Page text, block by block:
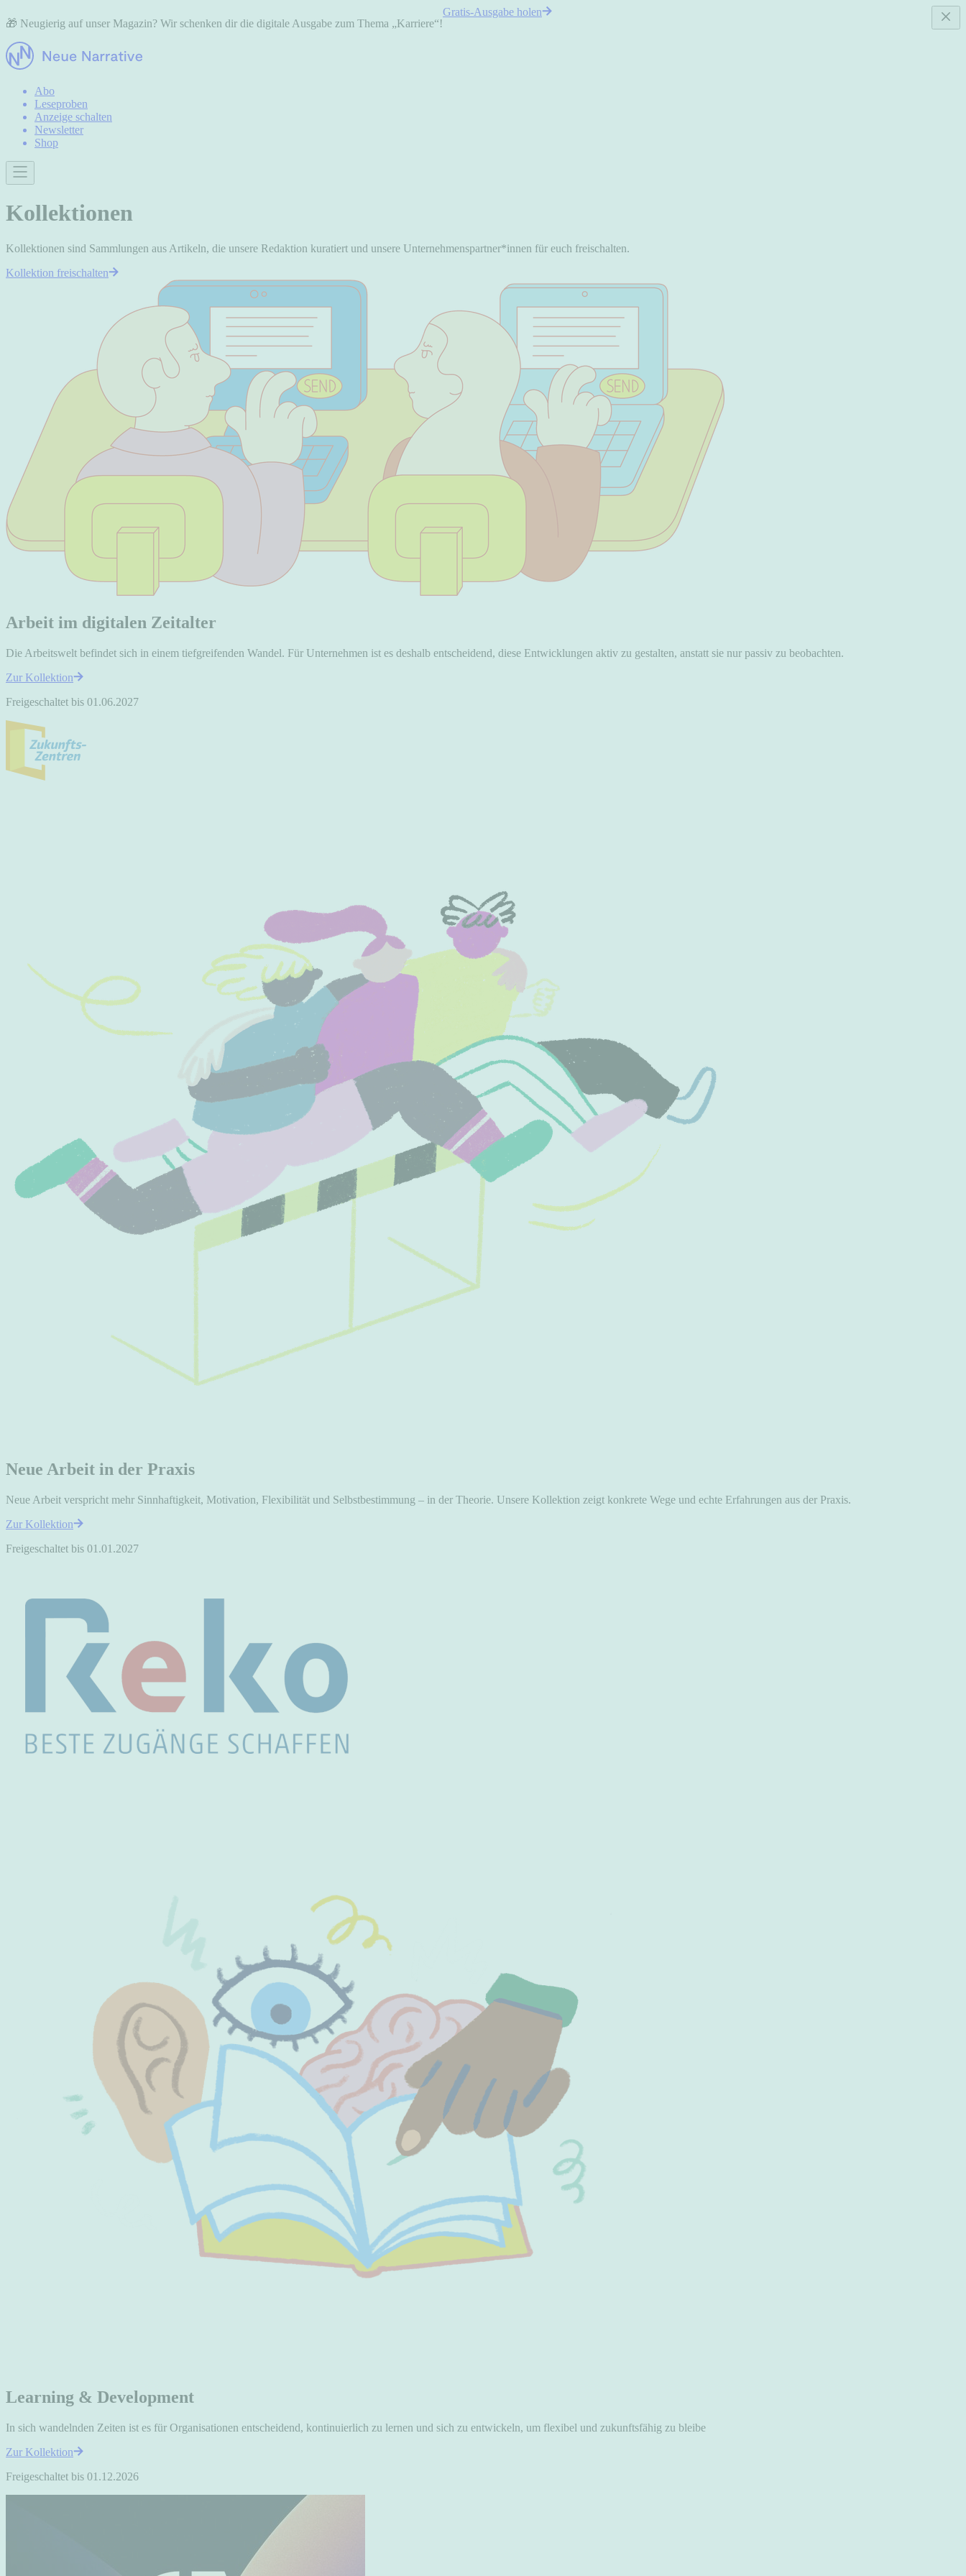
🎁 Neugierig auf unser Magazin? Wir schenken dir die digitale Ausgabe zum Thema „Karriere“!
Gratis-Ausgabe holen
Abo
Leseproben
Anzeige schalten
Newsletter
Shop
Kollektionen
Kollektionen sind Sammlungen aus Artikeln, die unsere Redaktion kuratiert und unsere Unternehmenspartner*innen für euch freischalten.
Kollektion freischalten
Arbeit im digitalen Zeitalter
Die Arbeitswelt befindet sich in einem tiefgreifenden Wandel. Für Unternehmen ist es deshalb entscheidend, diese Entwicklungen aktiv zu gestalten, anstatt sie nur passiv zu beobachten.
Zur Kollektion
Freigeschaltet bis 01.06.2027
Neue Arbeit in der Praxis
Neue Arbeit verspricht mehr Sinnhaftigkeit, Motivation, Flexibilität und Selbstbestimmung – in der Theorie. Unsere Kollektion zeigt konkrete Wege und echte Erfahrungen aus der Praxis.
Zur Kollektion
Freigeschaltet bis 01.01.2027
Learning & Development
In sich wandelnden Zeiten ist es für Organisationen entscheidend, kontinuierlich zu lernen und sich zu entwickeln, um flexibel und zukunftsfähig zu bleibe
Zur Kollektion
Freigeschaltet bis 01.12.2026